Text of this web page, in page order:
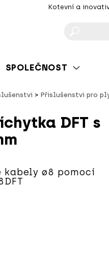
Kotevní a
SPOLEČNOST
Příslušenství pro
DFT s
ø8 pomocí